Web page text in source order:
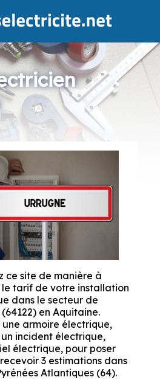
ce site de manière à
tarif de votre installation
dans le secteur de
en Aquitaine.
armoire électrique,
incident électrique,
électrique, pour poser
3 estimations dans
Atlantiques (64).